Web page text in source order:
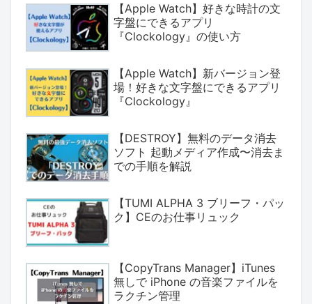
【Apple Watch】好きな時計の文
字盤にできるアプリ
『Clockology』の使い方
【Apple Watch】新バージョン登
場！好きな文字盤にできるアプリ
『Clockology』
【DESTROY】無料のデータ消去
ソフト 起動メディア作成〜消去ま
での手順を解説
【TUMI ALPHA 3 ブリーフ・パッ
ク】CEのお仕事リュック
【CopyTrans Manager】iTunes
無しで iPhone の音楽ファイルを
ラクチン管理